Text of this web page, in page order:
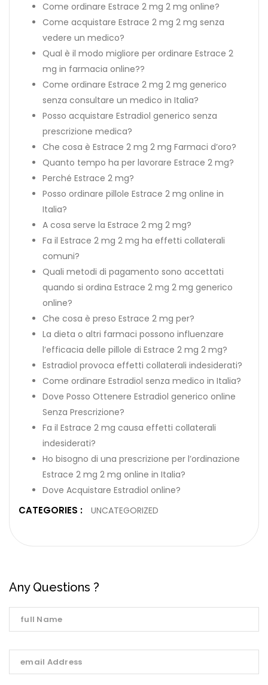
Come ordinare Estrace 2 mg 2 mg online?
Come acquistare Estrace 2 mg 2 mg senza
vedere un medico?
Qual è il modo migliore per ordinare Estrace 2
mg in farmacia online??
Come ordinare Estrace 2 mg 2 mg generico
senza consultare un medico in Italia?
Posso acquistare Estradiol generico senza
prescrizione medica?
Che cosa è Estrace 2 mg 2 mg Farmaci d’oro?
Quanto tempo ha per lavorare Estrace 2 mg?
Perché Estrace 2 mg?
Posso ordinare pillole Estrace 2 mg online in
Italia?
A cosa serve la Estrace 2 mg 2 mg?
Fa il Estrace 2 mg 2 mg ha effetti collaterali
comuni?
Quali metodi di pagamento sono accettati
quando si ordina Estrace 2 mg 2 mg generico
online?
Che cosa è preso Estrace 2 mg per?
La dieta o altri farmaci possono influenzare
l’efficacia delle pillole di Estrace 2 mg 2 mg?
Estradiol provoca effetti collaterali indesiderati?
Come ordinare Estradiol senza medico in Italia?
Dove Posso Ottenere Estradiol generico online
Senza Prescrizione?
Fa il Estrace 2 mg causa effetti collaterali
indesiderati?
Ho bisogno di una prescrizione per l’ordinazione
Estrace 2 mg 2 mg online in Italia?
Dove Acquistare Estradiol online?
CATEGORIES : UNCATEGORIZED
Any Questions ?